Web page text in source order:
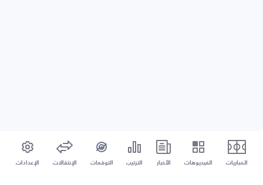
المباريات الفيديوهات الأخبار الترتيب التوقعات الإنتقالات الإعدادات